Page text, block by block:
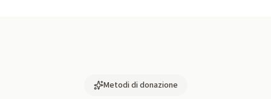
Metodi di donazione